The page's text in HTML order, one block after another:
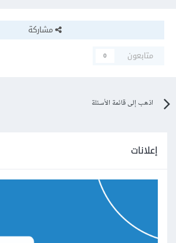
مشاركة
متابعون
0
اذهب إلى قائمة الأسئلة
إعلانات